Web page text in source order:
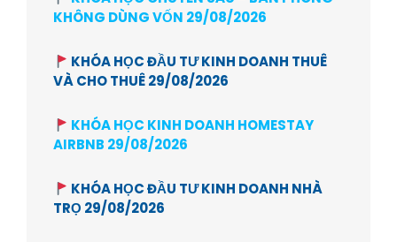
KHÔNG DÙNG VỐN 29/08/2026
KHÓA HỌC ĐẦU TƯ KINH DOANH THUÊ
VÀ CHO THUÊ 29/08/2026
KHÓA HỌC KINH DOANH HOMESTAY
AIRBNB 29/08/2026
KHÓA HỌC ĐẦU TƯ KINH DOANH NHÀ
TRỌ 29/08/2026